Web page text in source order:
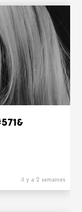
il y a 2 semaines